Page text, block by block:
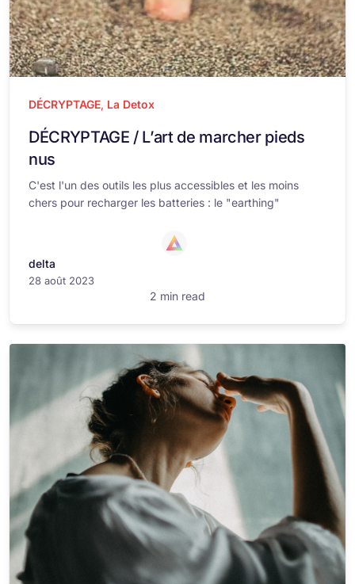
DÉCRYPTAGE, La Detox
DÉCRYPTAGE / L’art de marcher pieds
nus
C'est l'un des outils les plus accessibles et les moins
chers pour recharger les batteries : le "earthing"
delta
28 août 2023
2 min read